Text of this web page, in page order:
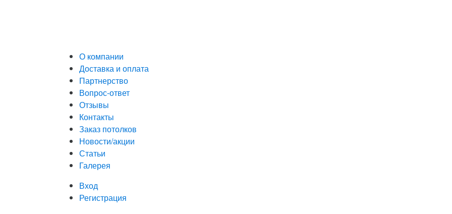
О компании
Доставка и оплата
Партнерство
Вопрос-ответ
Отзывы
Контакты
Заказ потолков
Новости/акции
Статьи
Галерея
Вход
Регистрация